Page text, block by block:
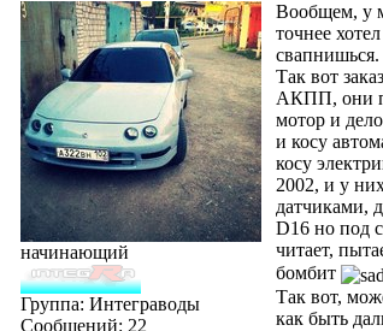
начинающий
Группа: Интеграводы
Сообщений: 22
Вообщем, у
точнее
свапнишься.
Так вот
АКПП, они
мотор и
и косу
косу
2002, и у
датчиками,
D16 но под
читает,
бомбит
Так вот,
как быть